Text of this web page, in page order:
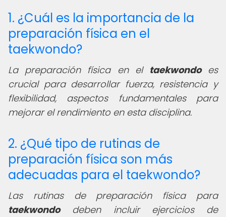
1. ¿Cuál es la importancia de la
preparación física en el
taekwondo?
La preparación física en el taekwondoes
crucial para desarrollar fuerza, resistencia y
flexibilidad, aspectos fundamentales para
mejorar el rendimiento en esta disciplina.
2. ¿Qué tipo de rutinas de
preparación física son más
adecuadas para el taekwondo?
Las rutinas de preparación física para
taekwondodeben incluir ejercicios de